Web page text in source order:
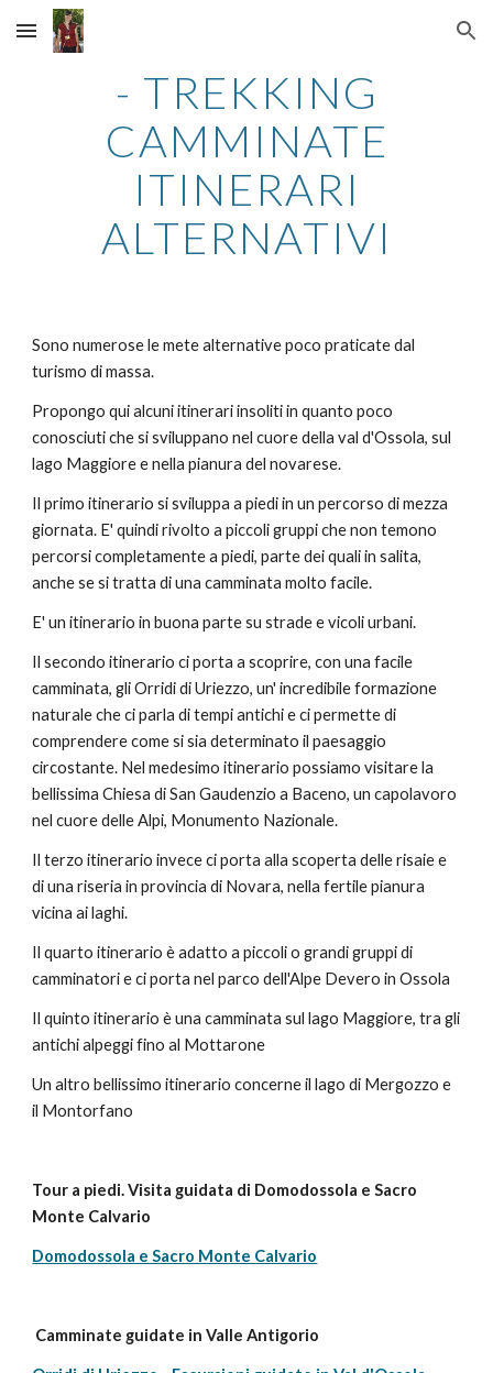
Skip to main content Skip to navigation
- TREKKING
CAMMINATE
ITINERARI
ALTERNATIVI
Sono numerose le mete alternative poco praticate dal
turismo di massa.
Propongo qui alcuni itinerari insoliti in quanto poco
conosciuti che si sviluppano nel cuore della val d'Ossola, sul
lago Maggiore e nella pianura del novarese.
Il primo itinerario si sviluppa a piedi in un percorso di mezza
giornata. E' quindi rivolto a piccoli gruppi che non temono
percorsi completamente a piedi, parte dei quali in salita,
anche se si tratta di una camminata molto facile.
E' un itinerario in buona parte su strade e vicoli urbani.
Il secondo itinerario ci porta a scoprire, con una facile
camminata, gli Orridi di Uriezzo, un' incredibile formazione
naturale che ci parla di tempi antichi e ci permette di
comprendere come si sia determinato il paesaggio
circostante. Nel medesimo itinerario possiamo visitare la
bellissima Chiesa di San Gaudenzio a Baceno, un capolavoro
nel cuore delle Alpi, Monumento Nazionale.
Il terzo itinerario invece ci porta alla scoperta delle risaie e
di una riseria in provincia di Novara, nella fertile pianura
vicina ai laghi.
Il quarto itinerario è adatto a piccoli o grandi gruppi di
camminatori e ci porta nel parco dell'Alpe Devero in Ossola
Il quinto itinerario è una camminata sul lago Maggiore, tra gli
antichi alpeggi fino al Mottarone
Un altro bellissimo itinerario concerne il lago di Mergozzo e
il Montorfano
Tour a piedi. Visita guidata di Domodossola e Sacro
Monte Calvario
Domodossola e Sacro Monte Calvario
Camminate guidate in Valle Antigorio